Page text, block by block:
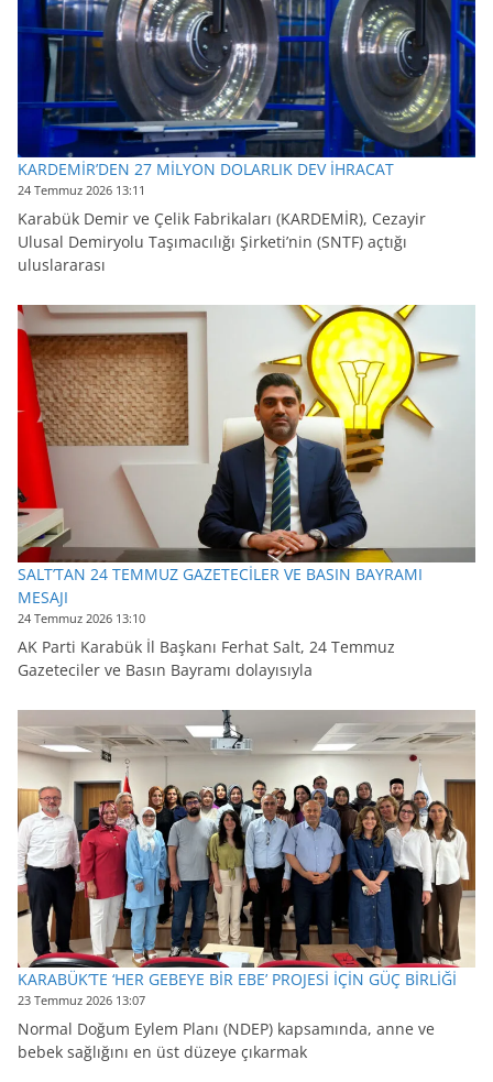
KARDEMİR’DEN 27 MİLYON DOLARLIK DEV İHRACAT
24 Temmuz 2026 13:11
Karabük Demir ve Çelik Fabrikaları (KARDEMİR), Cezayir
Ulusal Demiryolu Taşımacılığı Şirketi’nin (SNTF) açtığı
uluslararası
SALT’TAN 24 TEMMUZ GAZETECİLER VE BASIN BAYRAMI
MESAJI
24 Temmuz 2026 13:10
AK Parti Karabük İl Başkanı Ferhat Salt, 24 Temmuz
Gazeteciler ve Basın Bayramı dolayısıyla
KARABÜK’TE ‘HER GEBEYE BİR EBE’ PROJESİ İÇİN GÜÇ BİRLİĞİ
23 Temmuz 2026 13:07
Normal Doğum Eylem Planı (NDEP) kapsamında, anne ve
bebek sağlığını en üst düzeye çıkarmak